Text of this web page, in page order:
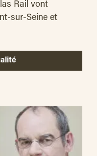
Rail vont
sur-Seine et